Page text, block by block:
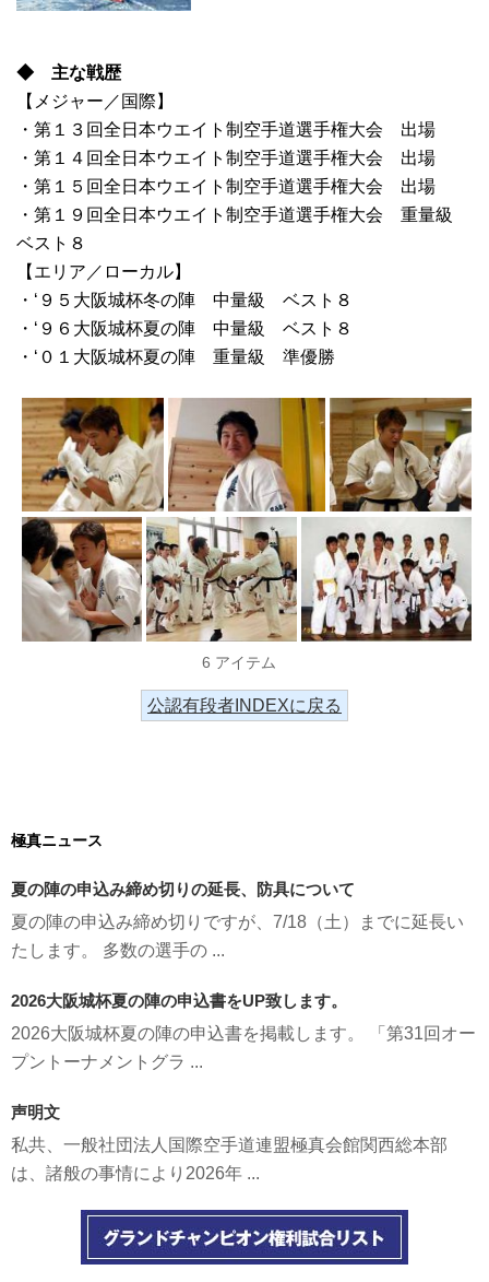
◆ 主な戦歴
【メジャー／国際】
・第１３回全日本ウエイト制空手道選手権大会 出場
・第１４回全日本ウエイト制空手道選手権大会 出場
・第１５回全日本ウエイト制空手道選手権大会 出場
・第１９回全日本ウエイト制空手道選手権大会 重量級
ベスト８
【エリア／ローカル】
・‘９５大阪城杯冬の陣 中量級 ベスト８
・‘９６大阪城杯夏の陣 中量級 ベスト８
・‘０１大阪城杯夏の陣 重量級 準優勝
6 アイテム
公認有段者INDEXに戻る
極真ニュース
夏の陣の申込み締め切りの延長、防具について
夏の陣の申込み締め切りですが、7/18（土）までに延長い
たします。 多数の選手の ...
2026大阪城杯夏の陣の申込書をUP致します。
2026大阪城杯夏の陣の申込書を掲載します。 「第31回オー
プントーナメントグラ ...
声明文
私共、一般社団法人国際空手道連盟極真会館関西総本部
は、諸般の事情により2026年 ...